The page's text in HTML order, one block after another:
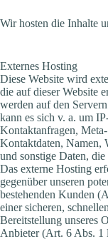
Wir hosten die Inhalte
Externes Hosting
Diese Website wird
die auf dieser Website
werden auf den
kann es sich v. a. um
Kontaktanfragen,
Kontaktdaten, Namen,
und sonstige Daten,
Das externe Hosting
gegenüber unseren
bestehenden Kunden
einer sicheren,
Bereitstellung unseres
Anbieter (Art. 6 Abs.